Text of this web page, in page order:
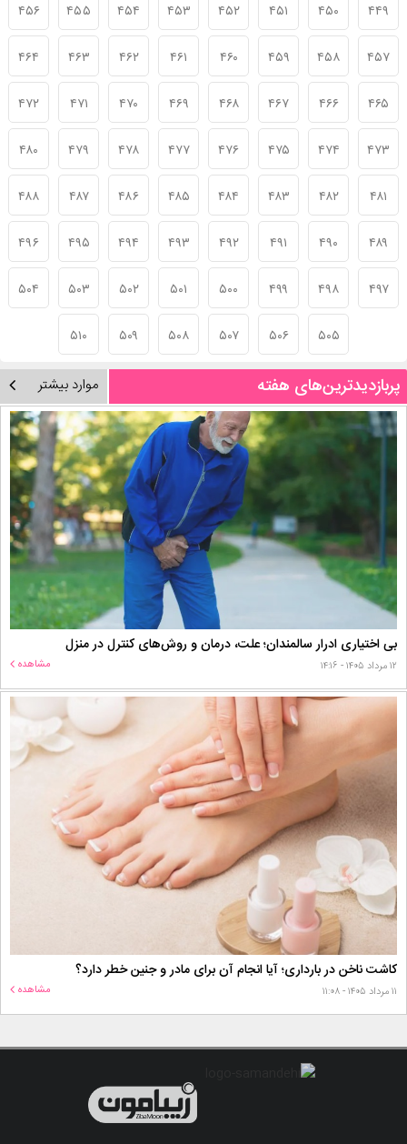
۴۴۹ ۴۵۰ ۴۵۱ ۴۵۲ ۴۵۳ ۴۵۴ ۴۵۵ ۴۵۶
۴۵۷ ۴۵۸ ۴۵۹ ۴۶۰ ۴۶۱ ۴۶۲ ۴۶۳ ۴۶۴
۴۶۵ ۴۶۶ ۴۶۷ ۴۶۸ ۴۶۹ ۴۷۰ ۴۷۱ ۴۷۲
۴۷۳ ۴۷۴ ۴۷۵ ۴۷۶ ۴۷۷ ۴۷۸ ۴۷۹ ۴۸۰
۴۸۱ ۴۸۲ ۴۸۳ ۴۸۴ ۴۸۵ ۴۸۶ ۴۸۷ ۴۸۸
۴۸۹ ۴۹۰ ۴۹۱ ۴۹۲ ۴۹۳ ۴۹۴ ۴۹۵ ۴۹۶
۴۹۷ ۴۹۸ ۴۹۹ ۵۰۰ ۵۰۱ ۵۰۲ ۵۰۳ ۵۰۴
۵۰۵ ۵۰۶ ۵۰۷ ۵۰۸ ۵۰۹ ۵۱۰
پربازدیدترین‌های هفته موارد بیشتر
بی اختیاری ادرار سالمندان؛ علت، درمان و روش‌های کنترل در منزل
۱۲ مرداد ۱۴۰۵ - ۱۴:۱۶ مشاهده
کاشت ناخن در بارداری؛ آیا انجام آن برای مادر و جنین خطر دارد؟
۱۱ مرداد ۱۴۰۵ - ۱۱:۰۸ مشاهده